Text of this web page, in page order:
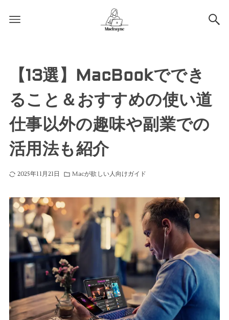
【13選】MacBookででき
ること＆おすすめの使い道
仕事以外の趣味や副業での
活用法も紹介
2025年11月21日 Macが欲しい人向けガイド